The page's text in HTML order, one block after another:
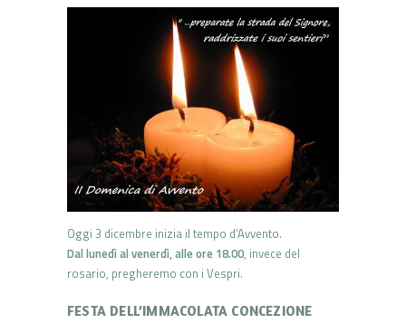
Oggi 3 dicembre inizia il tempo d’Avvento.
Dal lunedì al venerdì, alle ore 18.00, invece del
rosario, pregheremo con i Vespri.
FESTA DELL’IMMACOLATA CONCEZIONE